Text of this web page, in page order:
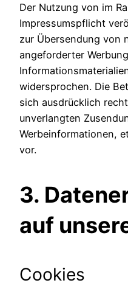
Der Nutzung von im
Impressumspflicht
zur Übersendung von
angeforderter
widersprochen. Die
sich ausdrücklich
unverlangten
Werbeinformationen,
vor.
3.
auf
Cookies